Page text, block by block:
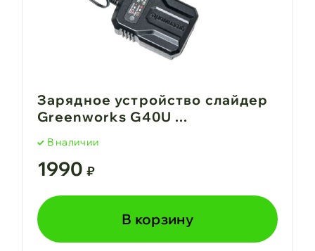
Зарядное устройство слайдер
Greenworks G40U ...
В наличии
1990 ₽
В корзину